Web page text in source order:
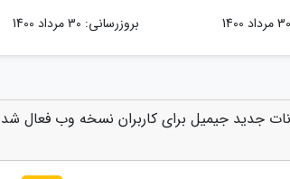
30 مرداد 1400 بروزرسانی: 30 مرداد 1400
جدید جیمیل برای کاربران نسخه وب فعال